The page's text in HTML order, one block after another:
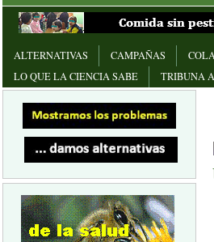
ALTERNATIVAS CAMPAÑAS
LO QUE LA CIENCIA SABE
TRIBUNA